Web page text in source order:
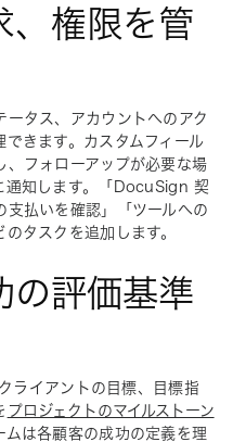
、権限を管
タス、アカウントへのアク
きます。カスタムフィール
、フォローアップが必要な場
通知します。「DocuSign 契
支払いを確認」「ツールへの
タスクを追加します。
の評価基準
ライアントの目標、目標指
プロジェクトのマイルストーン
ムは各顧客の成功の定義を理